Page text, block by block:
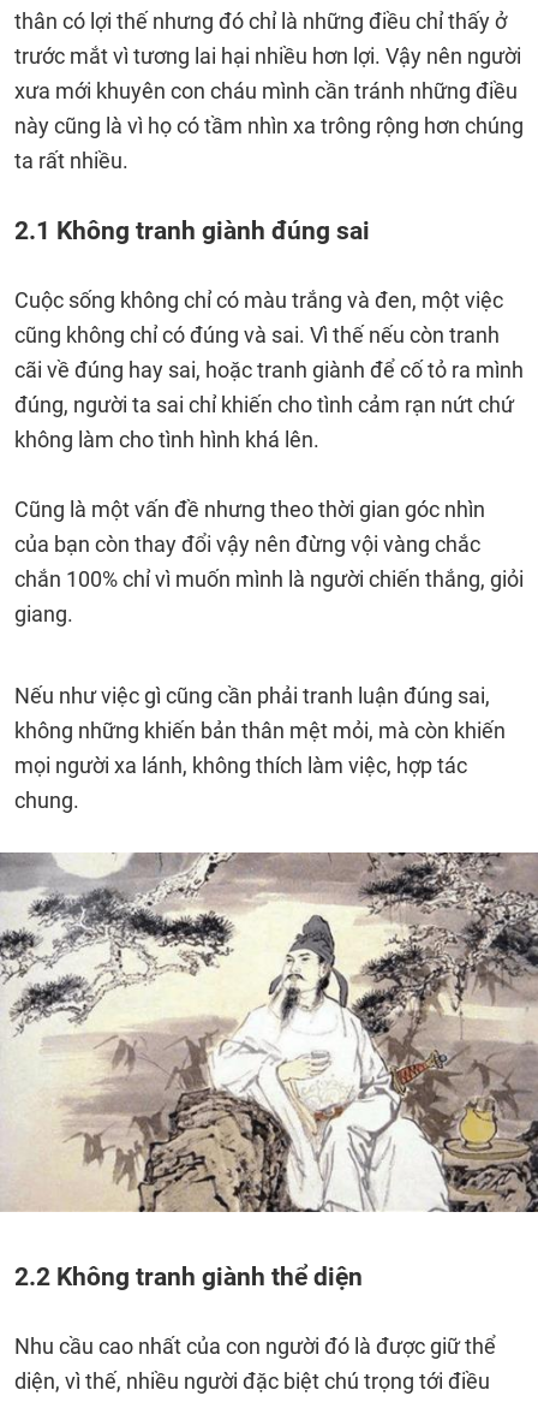
thân có lợi thế nhưng đó chỉ là những điều chỉ thấy ở
trước mắt vì tương lai hại nhiều hơn lợi. Vậy nên người
xưa mới khuyên con cháu mình cần tránh những điều
này cũng là vì họ có tầm nhìn xa trông rộng hơn chúng
ta rất nhiều.
2.1 Không tranh giành đúng sai
Cuộc sống không chỉ có màu trắng và đen, một việc
cũng không chỉ có đúng và sai. Vì thế nếu còn tranh
cãi về đúng hay sai, hoặc tranh giành để cố tỏ ra mình
đúng, người ta sai chỉ khiến cho tình cảm rạn nứt chứ
không làm cho tình hình khá lên.
Cũng là một vấn đề nhưng theo thời gian góc nhìn
của bạn còn thay đổi vậy nên đừng vội vàng chắc
chắn 100% chỉ vì muốn mình là người chiến thắng, giỏi
giang.
Nếu như việc gì cũng cần phải tranh luận đúng sai,
không những khiến bản thân mệt mỏi, mà còn khiến
mọi người xa lánh, không thích làm việc, hợp tác
chung.
2.2 Không tranh giành thể diện
Nhu cầu cao nhất của con người đó là được giữ thể
diện, vì thế, nhiều người đặc biệt chú trọng tới điều